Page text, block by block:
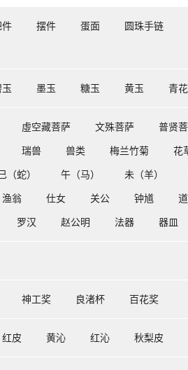
件 摆件 蛋面 圆珠手链
墨玉 糖玉 黄玉 青花
虛空藏菩萨 文殊菩萨 普贤
瑞兽 兽类 梅兰竹菊 花
巳（蛇） 午（马） 未（羊）
渔翁 仕女 关公 钟馗
罗汉 赵公明 法器 器皿
神工奖 良渚杯 百花奖
红皮 黄沁 红沁 秋梨皮